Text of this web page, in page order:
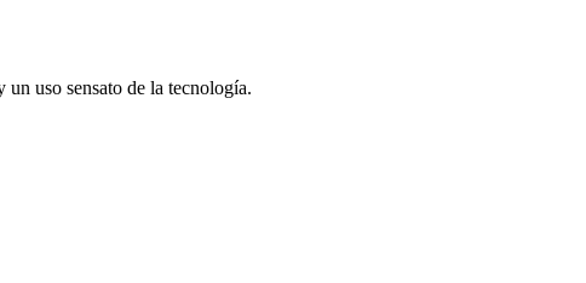
uso sensato de la tecnología.